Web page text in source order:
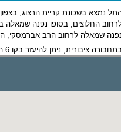
נמצא בשכונת קריית הרצוג,
החלוצים, בסופו נפנה שמאלה
נפנה שמאלה לרחוב הרב אברמסקי, העובר מדרום לתל. אחרי כ-
בתחבורה ציבורית, ניתן להיעזר בקו 6 העירוני של בני ברק, לו יש תחנת אוטובוס ברחוב הרב אברמסקי.